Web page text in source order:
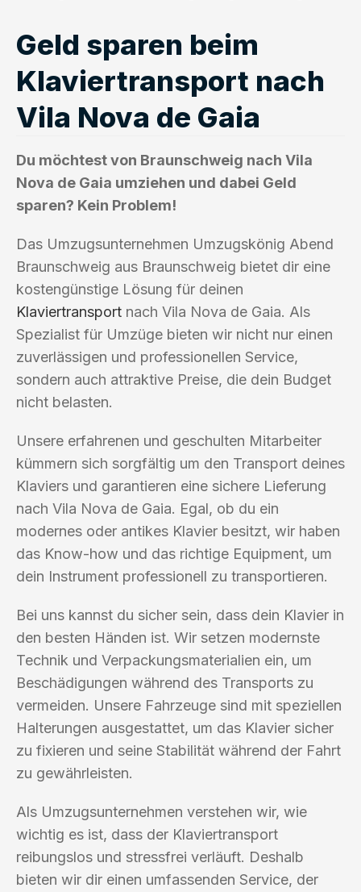
Geld sparen beim
Klaviertransport nach
Vila Nova de Gaia
Du möchtest von Braunschweig nach Vila
Nova de Gaia umziehen und dabei Geld
sparen? Kein Problem!
Das Umzugsunternehmen Umzugskönig Abend
Braunschweig aus Braunschweig bietet dir eine
kostengünstige Lösung für deinen
Klaviertransport nach Vila Nova de Gaia. Als
Spezialist für Umzüge bieten wir nicht nur einen
zuverlässigen und professionellen Service,
sondern auch attraktive Preise, die dein Budget
nicht belasten.
Unsere erfahrenen und geschulten Mitarbeiter
kümmern sich sorgfältig um den Transport deines
Klaviers und garantieren eine sichere Lieferung
nach Vila Nova de Gaia. Egal, ob du ein
modernes oder antikes Klavier besitzt, wir haben
das Know-how und das richtige Equipment, um
dein Instrument professionell zu transportieren.
Bei uns kannst du sicher sein, dass dein Klavier in
den besten Händen ist. Wir setzen modernste
Technik und Verpackungsmaterialien ein, um
Beschädigungen während des Transports zu
vermeiden. Unsere Fahrzeuge sind mit speziellen
Halterungen ausgestattet, um das Klavier sicher
zu fixieren und seine Stabilität während der Fahrt
zu gewährleisten.
Als Umzugsunternehmen verstehen wir, wie
wichtig es ist, dass der Klaviertransport
reibungslos und stressfrei verläuft. Deshalb
bieten wir dir einen umfassenden Service, der